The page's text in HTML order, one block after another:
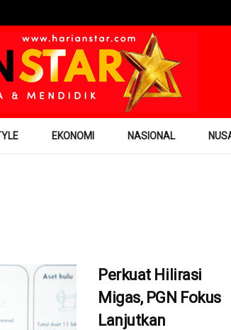
EKONOMI NASIONAL
Perkuat Hilirasi
Migas, PGN Fokus
Lanjutkan